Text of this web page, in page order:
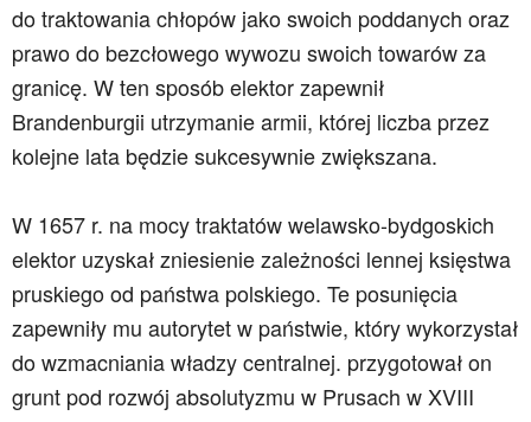
do traktowania chłopów jako swoich poddanych oraz
prawo do bezcłowego wywozu swoich towarów za
granicę. W ten sposób elektor zapewnił
Brandenburgii utrzymanie armii, której liczba przez
kolejne lata będzie sukcesywnie zwiększana.
W 1657 r. na mocy traktatów welawsko-bydgoskich
elektor uzyskał zniesienie zależności lennej księstwa
pruskiego od państwa polskiego. Te posunięcia
zapewniły mu autorytet w państwie, który wykorzystał
do wzmacniania władzy centralnej. przygotował on
grunt pod rozwój absolutyzmu w Prusach w XVIII